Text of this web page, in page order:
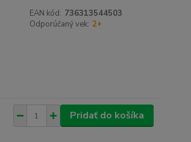
EAN kód: 736313544503
Odporúčaný vek: 2+
Pridať do košíka